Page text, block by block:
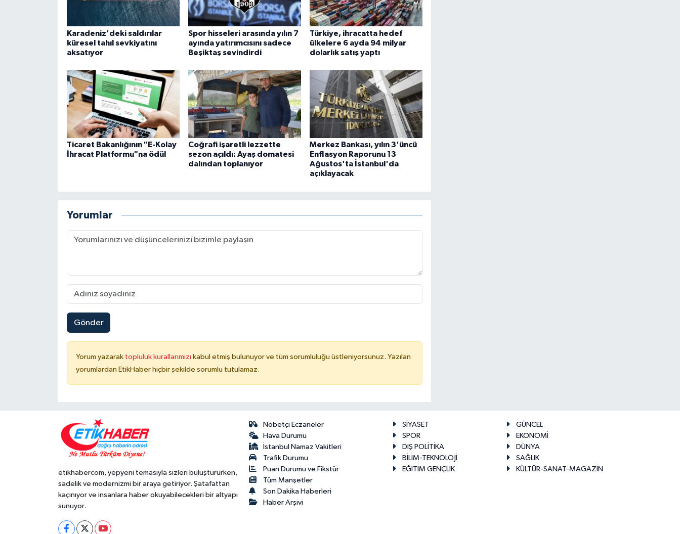
Karadeniz'deki saldırılar
küresel tahıl sevkiyatını
aksatıyor
Spor hisseleri arasında yılın 7
ayında yatırımcısını sadece
Beşiktaş sevindirdi
Türkiye, ihracatta hedef
ülkelere 6 ayda 94 milyar
dolarlık satış yaptı
Ticaret Bakanlığının "E-Kolay
İhracat Platformu"na ödül
Coğrafi işaretli lezzette
sezon açıldı: Ayaş domatesi
dalından toplanıyor
Merkez Bankası, yılın 3'üncü
Enflasyon Raporunu 13
Ağustos'ta İstanbul'da
açıklayacak
Yorumlar
Gönder
Yorum yazarak topluluk kurallarımızı kabul etmiş bulunuyor ve tüm sorumluluğu üstleniyorsunuz. Yazılan
yorumlardan EtikHaber hiçbir şekilde sorumlu tutulamaz.
etikhabercom, yepyeni temasıyla sizleri buluştururken,
sadelik ve modernizmi bir araya getiriyor. Şatafattan
kaçınıyor ve insanlara haber okuyabilecekleri bir altyapı
sunuyor.
Nöbetçi Eczaneler
Hava Durumu
İstanbul Namaz Vakitleri
Trafik Durumu
Puan Durumu ve Fikstür
Tüm Manşetler
Son Dakika Haberleri
Haber Arşivi
SİYASET
GÜNCEL
SPOR
EKONOMİ
DIŞ POLİTİKA
DÜNYA
BİLİM-TEKNOLOJİ
SAĞLIK
EĞİTİM GENÇLİK
KÜLTÜR-SANAT-MAGAZİN